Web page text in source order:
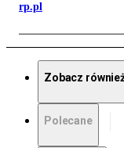
rp.pl
Zobacz
Polecane